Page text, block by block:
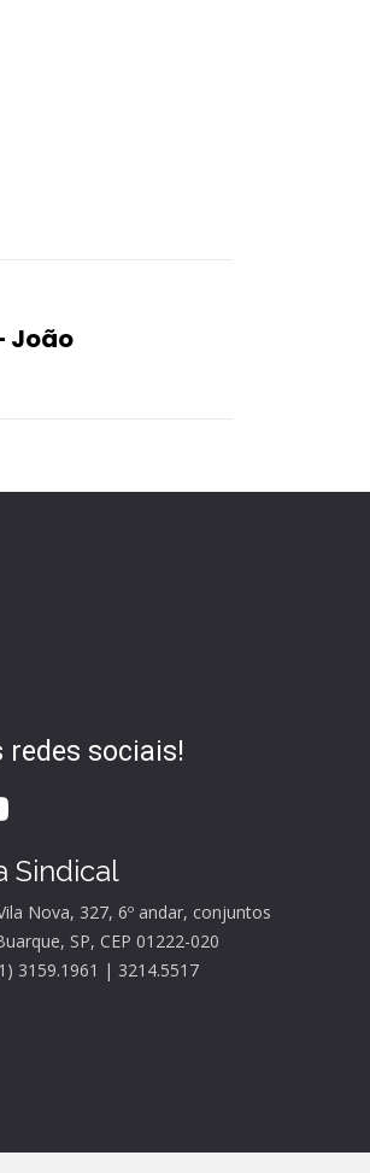
João
redes sociais!
Sindical
Nova, 327, 6º andar, conjuntos
SP, CEP 01222-020
3159.1961 | 3214.5517